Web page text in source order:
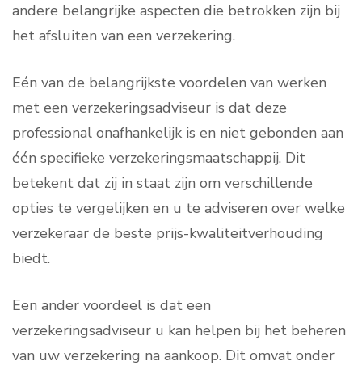
andere belangrijke aspecten die betrokken zijn bij
het afsluiten van een verzekering.
Eén van de belangrijkste voordelen van werken
met een verzekeringsadviseur is dat deze
professional onafhankelijk is en niet gebonden aan
één specifieke verzekeringsmaatschappij. Dit
betekent dat zij in staat zijn om verschillende
opties te vergelijken en u te adviseren over welke
verzekeraar de beste prijs-kwaliteitverhouding
biedt.
Een ander voordeel is dat een
verzekeringsadviseur u kan helpen bij het beheren
van uw verzekering na aankoop. Dit omvat onder